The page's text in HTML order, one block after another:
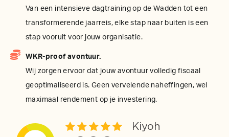
Van een intensieve dagtraining op de Wadden tot een
transformerende jaarreis, elke stap naar buiten is een
stap vooruit voor jouw organisatie.
WKR-proof avontuur.
Wij zorgen ervoor dat jouw avontuur volledig fiscaal
geoptimaliseerd is. Geen vervelende naheffingen, wel
maximaal rendement op je investering.